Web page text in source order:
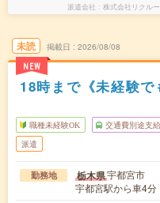
派遣会社 株式会社リクル
未読
NEW
掲載日 2026/08/08
18時まで《未経験
職種未経験OK 交通費別途支
派遣
勤務地 栃木県宇都宮市
宇都宮駅から車4分